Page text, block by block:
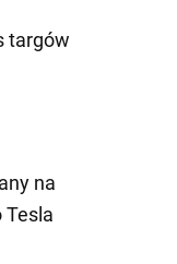
targów
na
Tesla